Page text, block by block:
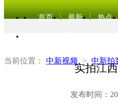
首页 最新 热点
当前位置： 中新视频 > 中新拍
实拍江
发布时间：